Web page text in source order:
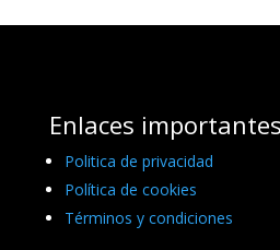
Enlaces importantes
Politica de privacidad
Política de cookies
Términos y condiciones